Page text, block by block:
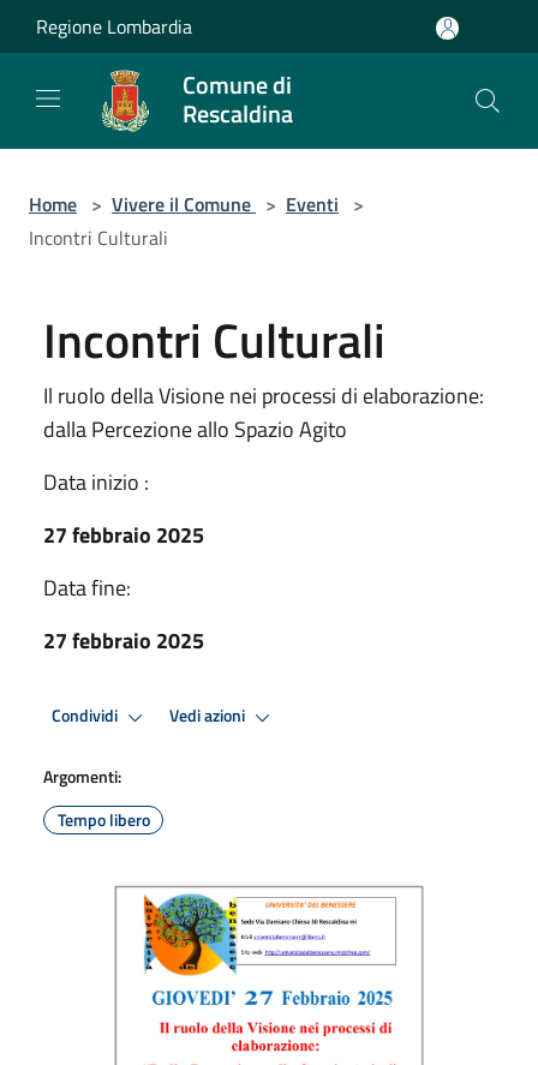
Salta al contenuto principale
Regione Lombardia
Comune di
Rescaldina
Home > Vivere il Comune > Eventi >
Incontri Culturali
Incontri Culturali
Il ruolo della Visione nei processi di elaborazione:
dalla Percezione allo Spazio Agito
Data inizio :
27 febbraio 2025
Data fine:
27 febbraio 2025
Condividi Vedi azioni
Argomenti:
Tempo libero